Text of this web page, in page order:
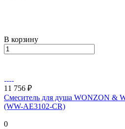
В корзину
11 756 ₽
Смеситель для душа WONZON &
(WW-AE3102-CR)
0